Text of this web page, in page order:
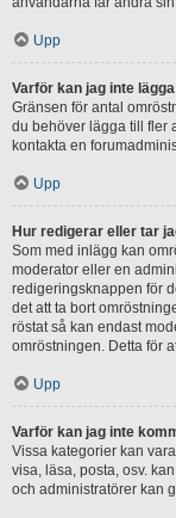
Upp
Varför kan jag inte
Gränsen för antal
du behöver lägga till fler
kontakta en
Upp
Hur redigerar eller tar
Som med inlägg kan
moderator eller en
redigeringsknappen för
det att ta bort
röstat så kan endast
omröstningen. Detta för
Upp
Varför kan jag inte
Vissa kategorier kan
visa, läsa, posta, osv.
och administratörer kan